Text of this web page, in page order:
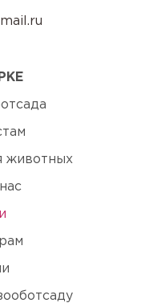
животных